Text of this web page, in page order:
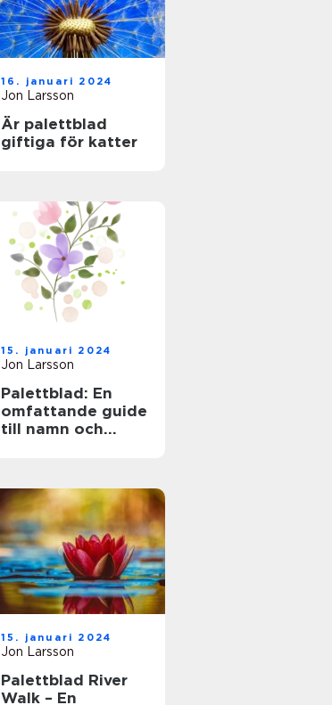
16. januari 2024
Jon Larsson
Är palettblad
giftiga för katter
15. januari 2024
Jon Larsson
Palettblad: En
omfattande guide
till namn och
15. januari 2024
Jon Larsson
Palettblad River
Walk – En